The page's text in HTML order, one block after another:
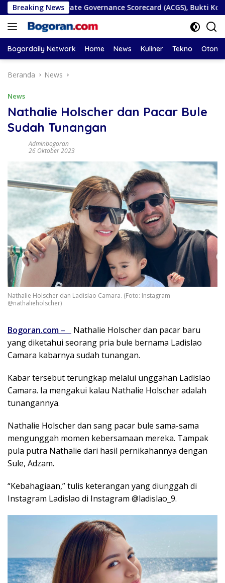
Langsung
ke
konten
Breaking News
Corporate Governance Scorecard (ACGS), Bukti Komitmen
Bogordaily Network Home News Kuliner Tekno
Beranda News
News
Nathalie Holscher dan Pacar Bule
Sudah Tunangan
Adminbogoran
26 Oktober 2023
Nathalie Holscher dan Ladislao Camara. (Foto: Instagram
@nathalieholscher)
Bogoran.com –
Nathalie Holscher dan pacar baru
yang diketahui seorang pria bule bernama Ladislao
Camara kabarnya sudah tunangan.
Kabar tersebut terungkap melalui unggahan Ladislao
Camara. Ia mengakui kalau Nathalie Holscher adalah
tunangannya.
Nathalie Holscher dan sang pacar bule sama-sama
mengunggah momen kebersamaan mereka. Tampak
pula putra Nathalie dari hasil pernikahannya dengan
Sule, Adzam.
“Kebahagiaan,” tulis keterangan yang diunggah di
Instagram Ladislao di Instagram @ladislao_9.